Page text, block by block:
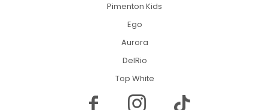
Pimenton Kids
Ego
Aurora
DelRio
Top White
 